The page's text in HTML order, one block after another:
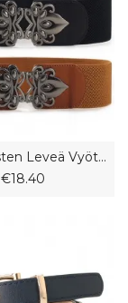
Muoti Naisten Leveä Vyötärönauha Joustava Vyö Vyötärövyö Koristelu
€18.40